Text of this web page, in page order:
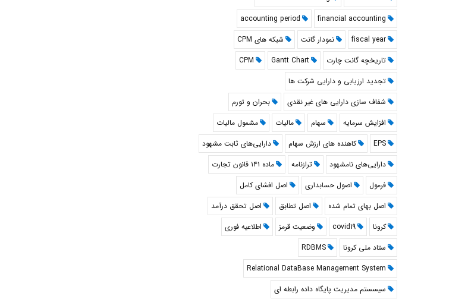
financial accounting
accounting period
fiscal year
نمودار گانت
شبکه های CPM
تاريخچه گانت چارت
Gantt Chart
CPM
تجدید ارزیابی و دارایی شرکت ها
شفاف سازی دارایی های غیر نقدی
بحران و تورم
افزایش سرمایه
سهام مالیات
مشمول مالیات
EPS
کاهنده های ارزش سهام
دارایی‌های ثابت مشهود
دارایی‌های نامشهود
ترازنامه
ماده ۱۴۱ قانون تجارت
فرمول
اصول حسابداری
اصل افشای کامل
اصل بهای تمام شده
اصل تطابق
اصل تحقق درآمد
کرونا
covid19 وضعیت قرمز
اطلاعیه فوری
ستاد ملی کرونا
RDBMS
Relational DataBase Management System
سیسستم مدیریت پایگاه داده رابطه ای